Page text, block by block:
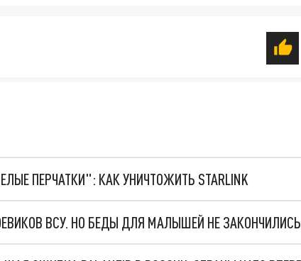
ПЕРЧАТКИ": КАК УНИЧТОЖИТЬ STARLINK
ВСУ. НО БЕДЫ ДЛЯ МАЛЫШЕЙ НЕ ЗАКОНЧИЛИСЬ